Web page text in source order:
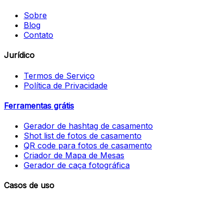
Sobre
Blog
Contato
Jurídico
Termos de Serviço
Política de Privacidade
Ferramentas grátis
Gerador de hashtag de casamento
Shot list de fotos de casamento
QR code para fotos de casamento
Criador de Mapa de Mesas
Gerador de caça fotográfica
Casos de uso